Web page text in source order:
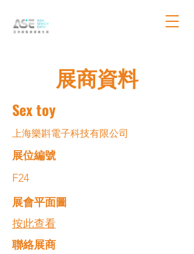
展商資料
Sex toy
上海樂斟電子科技有限公司
展位編號
F24
展會平面圖
按此查看
​聯絡展商